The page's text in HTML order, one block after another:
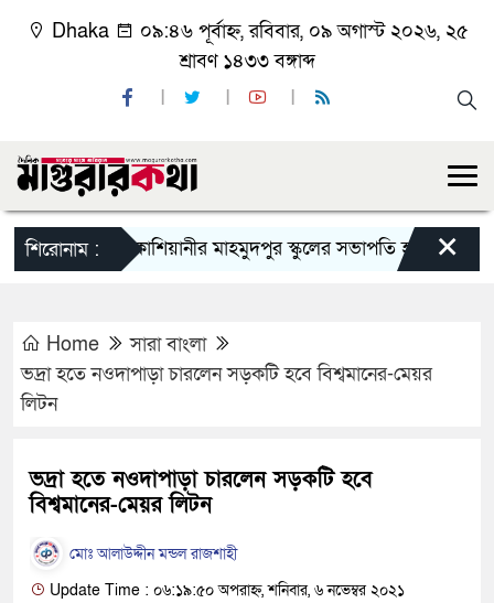
Dhaka
০৯:৪৬ পূর্বাহ্ন, রবিবার, ০৯ অগাস্ট ২০২৬, ২৫
শ্রাবণ ১৪৩৩ বঙ্গাব্দ
শিরোনাম :কাশিয়ানীর মাহমুদপুর স্কুলের সভাপতি হলেন গোবিন্দ×
Home
সারা বাংলা
ভদ্রা হতে নওদাপাড়া চারলেন সড়কটি হবে বিশ্বমানের-মেয়র
লিটন
ভদ্রা হতে নওদাপাড়া চারলেন সড়কটি হবে
বিশ্বমানের-মেয়র লিটন
মোঃ আলাউদ্দীন মন্ডল রাজশাহী
Update Time : ০৬:১৯:৫০ অপরাহ্ন, শনিবার, ৬ নভেম্বর ২০২১